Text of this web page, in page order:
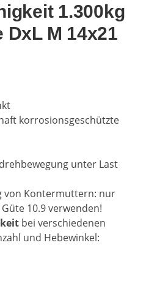
1.300kg
DxL M 14x21
korrosionsgeschützte
unter Last
Kontermuttern: nur
10.9 verwenden!
bei verschiedenen
und Hebewinkel: